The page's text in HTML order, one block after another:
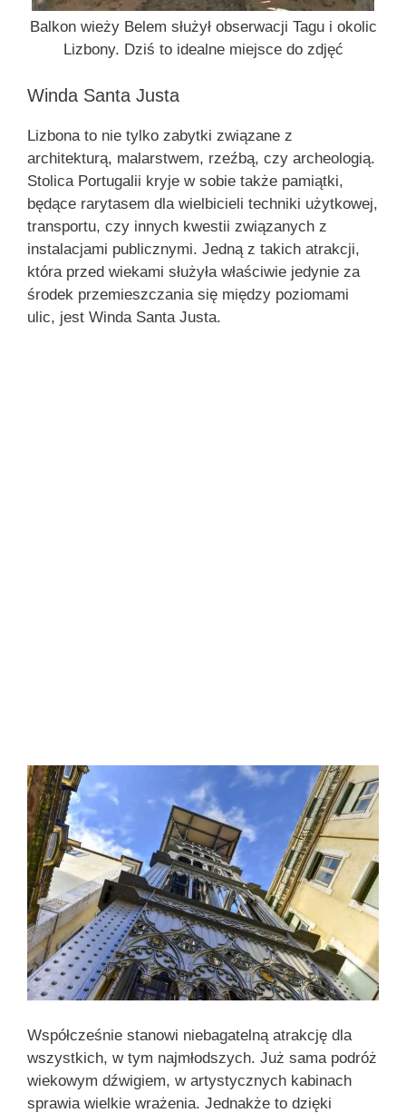
Balkon wieży Belem służył obserwacji Tagu i okolic
Lizbony. Dziś to idealne miejsce do zdjęć
Winda Santa Justa
Lizbona to nie tylko zabytki związane z
architekturą, malarstwem, rzeźbą, czy archeologią.
Stolica Portugalii kryje w sobie także pamiątki,
będące rarytasem dla wielbicieli techniki użytkowej,
transportu, czy innych kwestii związanych z
instalacjami publicznymi. Jedną z takich atrakcji,
która przed wiekami służyła właściwie jedynie za
środek przemieszczania się między poziomami
ulic, jest Winda Santa Justa.
Współcześnie stanowi niebagatelną atrakcję dla
wszystkich, w tym najmłodszych. Już sama podróż
wiekowym dźwigiem, w artystycznych kabinach
sprawia wielkie wrażenia. Jednakże to dzięki